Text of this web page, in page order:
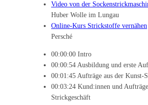
Video von der
Huber Wolle im Lungau
Online-Kurs Strickstoffe vernähen
Persché
00:00:00 Intro
00:00:54 Ausbildung und erste
00:01:45 Aufträge aus der Kunst-
00:03:24 Kund:innen und
Strickgeschäft